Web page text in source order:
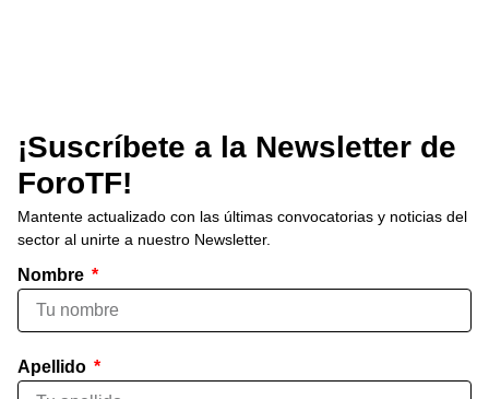
¡Suscríbete a la Newsletter de
ForoTF!
Mantente actualizado con las últimas convocatorias y noticias del
sector al unirte a nuestro Newsletter.
Nombre
Apellido